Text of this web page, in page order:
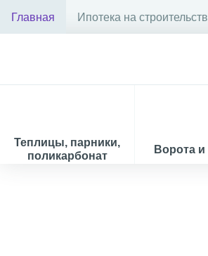
Главная Ипотека на
Теплицы, парники,
поликарбонат
Ворота